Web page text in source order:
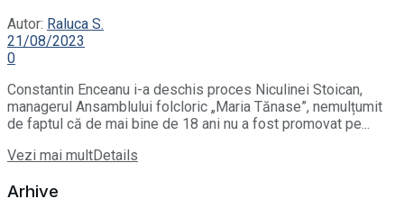
Autor: Raluca S.
21/08/2023
0
Constantin Enceanu i-a deschis proces Niculinei Stoican,
managerul Ansamblului folcloric „Maria Tănase”, nemulțumit
de faptul că de mai bine de 18 ani nu a fost promovat pe...
Vezi mai multDetails
Arhive